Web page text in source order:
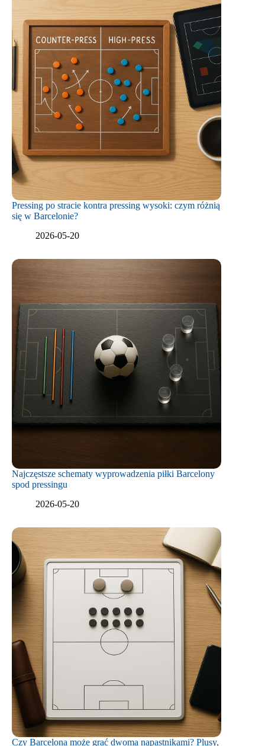
Pressing po stracie kontra pressing wysoki: czym różnią
się w Barcelonie?
2026-05-20
Najczęstsze schematy wyprowadzenia piłki Barcelony
spod pressingu
2026-05-20
Czy Barcelona może grać dwoma napastnikami? Plusy,